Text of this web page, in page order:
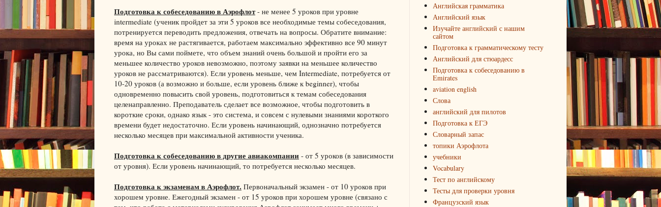
Подготовка к собеседованию в Аэрофлот- не менее 5 уроков при уровне
intermediate (ученик пройдет за эти 5 уроков все необходимые темы собеседования,
потренируется переводить предложения, отвечать на вопросы. Обратите внимание:
время на уроках не растягивается, работаем максимально эффективно все 90 минут
урока, но Вы сами поймете, что объем знаний очень большой и пройти его за
меньшее количество уроков невозможно, поэтому заявки на меньшее количество
уроков не рассматриваются). Если уровень меньше, чем Intermediate, потребуется от
10-20 уроков (а возможно и больше, если уровень ближе к beginner), чтобы
одновременно повысить свой уровень, подготовиться к темам собеседования
целенаправленно. Преподаватель сделает все возможное, чтобы подготовить в
короткие сроки, однако язык - это система, и совсем с нулевыми знаниями короткого
времени будет недостаточно. Если уровень начинающий, однозначно потребуется
несколько месяцев при максимальной активности ученика.
Подготовка к собеседованию в другие авиакомпании - от 5 уроков (в зависимости
от уровня). Если уровень начинающий, то потребуется несколько месяцев.
Подготовка к экзаменам в Аэрофлот. Первоначальный экзамен - от 10 уроков при
хорошем уровне. Ежегодный экзамен - от 15 уроков при хорошем уровне (связано с
Английская грамматика
Английский язык
Изучайте английский с нашим
сайтом
Подготовка к грамматическому тесту
Английский для стюардесс
Подготовка к собеседованию в
Emirates
aviation english
Слова
английский для пилотов
Подготовка к ЕГЭ
Словарный запас
топики Аэрофлота
учебники
Vocabulary
Тест по английскому
Тесты для проверки уровня
Французский язык